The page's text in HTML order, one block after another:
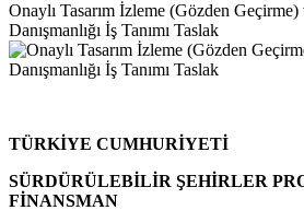
Onaylı Tasarım İzleme (Gözden
Danışmanlığı İş Tanımı Taslak
TÜRKİYE CUMHURİYETİ
SÜRDÜRÜLEBİLİR ŞEHİRLER
FİNANSMAN